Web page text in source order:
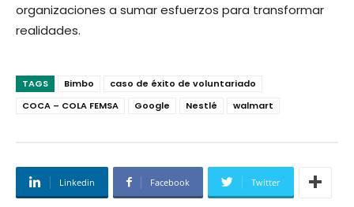
organizaciones a sumar esfuerzos para transformar
realidades.
TAGS Bimbo
caso de éxito de voluntariado
COCA – COLA FEMSA
Google Nestlé walmart
Linkedin Facebook Twitter